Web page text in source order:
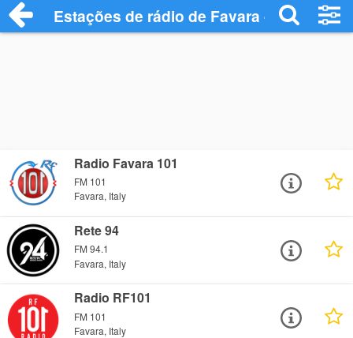
Estações de rádio de Favara - Ouça
Radio Favara 101
FM 101
Favara, Italy
Rete 94
FM 94.1
Favara, Italy
Radio RF101
FM 101
Favara, Italy